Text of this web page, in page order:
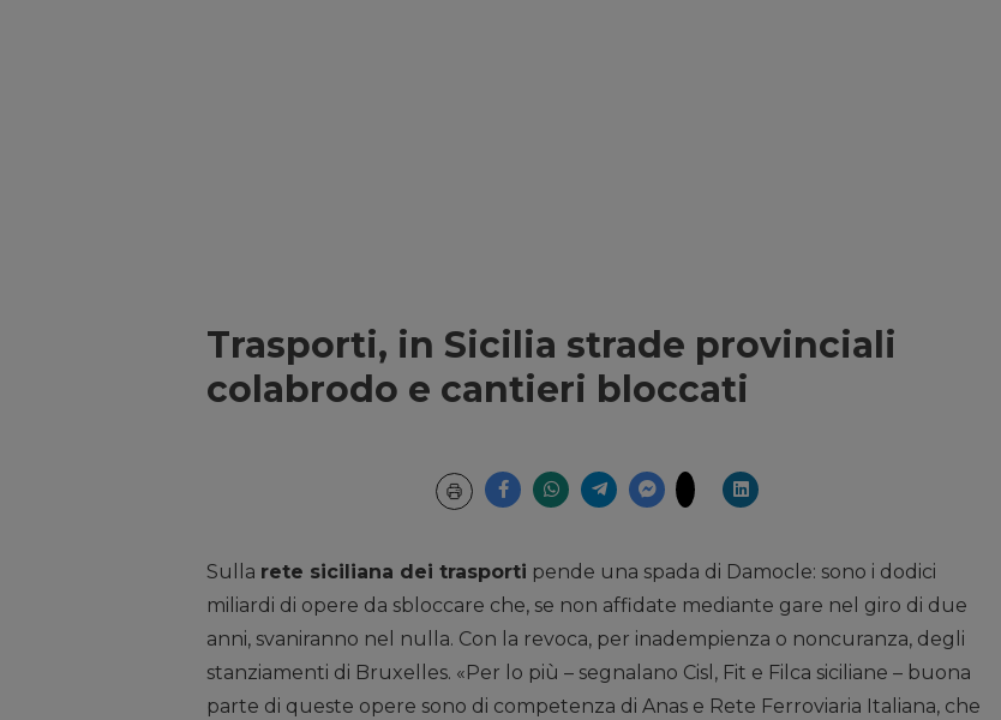
Trasporti, in Sicilia strade provinciali
colabrodo e cantieri bloccati
Sulla rete siciliana dei trasporti pende una spada di Damocle: sono i dodici
miliardi di opere da sbloccare che, se non affidate mediante gare nel giro di due
anni, svaniranno nel nulla. Con la revoca, per inadempienza o noncuranza, degli
stanziamenti di Bruxelles. «Per lo più – segnalano Cisl, Fit e Filca siciliane – buona
parte di queste opere sono di competenza di Anas e Rete Ferroviaria Italiana, che